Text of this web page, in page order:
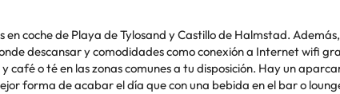
y Castillo de Halmstad. Además, este hotel se encuentra a 9,6 km de
descansar y comodidades como conexión a Internet wifi
o té en las zonas comunes a tu disposición. Hay un
forma de acabar el día que con una bebida en el bar o